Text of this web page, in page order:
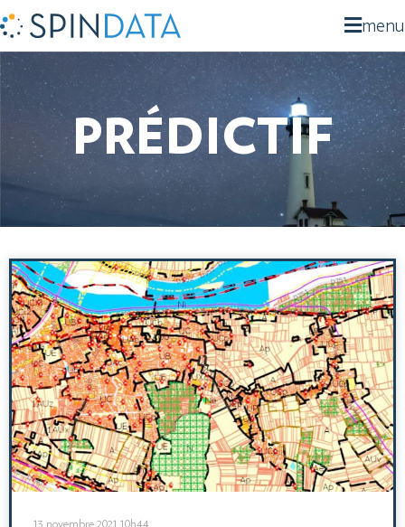
menu
PRÉDICTIF
13 novembre 2021 10h44